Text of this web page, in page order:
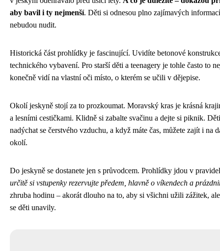
aby bavil i ty nejmenší. Děti si odnesou plno zajímavých
nebudou nudit.
Historická část prohlídky je fascinující. Uvidíte betonové
technického vybavení. Pro starší děti a teenagery je tohle často to
konečně vidí na vlastní oči místo, o kterém se učili v dějepise.
Okolí jeskyně stojí za to prozkoumat. Moravský kras je krásná
a lesními cestičkami. Klidně si zabalte svačinu a dejte si piknik.
nadýchat se čerstvého vzduchu, a když máte čas, můžete zajít i na
okolí.
Do jeskyně se dostanete jen s průvodcem. Prohlídky jdou v
určitě si vstupenky rezervujte předem, hlavně o víkendech a
zhruba hodinu – akorát dlouho na to, aby si všichni užili zážitek,
se děti unavily.